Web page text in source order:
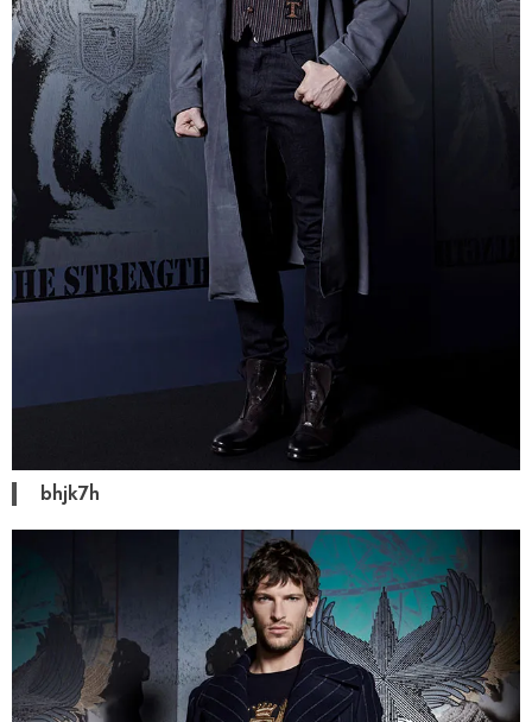
bhjk7h